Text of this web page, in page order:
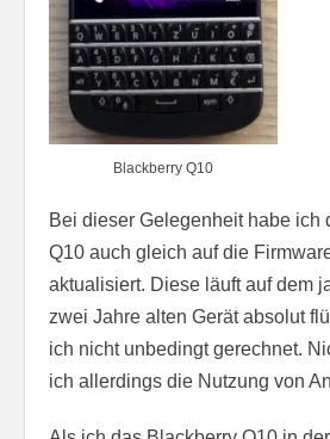
Blackberry Q10
Bei dieser Gelegenheit habe ich
Q10 auch gleich auf die
aktualisiert. Diese läuft auf dem
zwei Jahre alten Gerät absolut
ich nicht unbedingt gerechnet.
ich allerdings die Nutzung von